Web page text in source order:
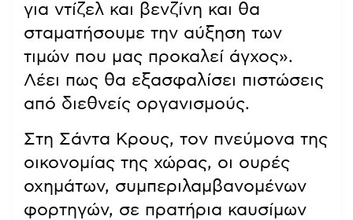
για ντίζελ και βενζίνη και θα
σταματήσουμε την αύξηση των
τιμών που μας προκαλεί άγχος».
Λέει πως θα εξασφαλίσει πιστώσεις
από διεθνείς οργανισμούς.
Στη Σάντα Κρους, τον πνεύμονα της
οικονομίας της χώρας, οι ουρές
οχημάτων, συμπεριλαμβανομένων
φορτηγών, σε πρατήρια καυσίμων